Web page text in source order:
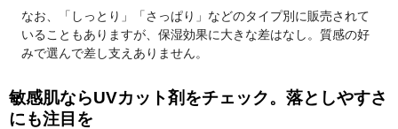
なお、「しっとり」「さっぱり」などのタイプ別に販売されて
いることもありますが、保湿効果に大きな差はなし。質感の好
みで選んで差し支えありません。
敏感肌ならUVカット剤をチェック。落としやすさ
にも注目を